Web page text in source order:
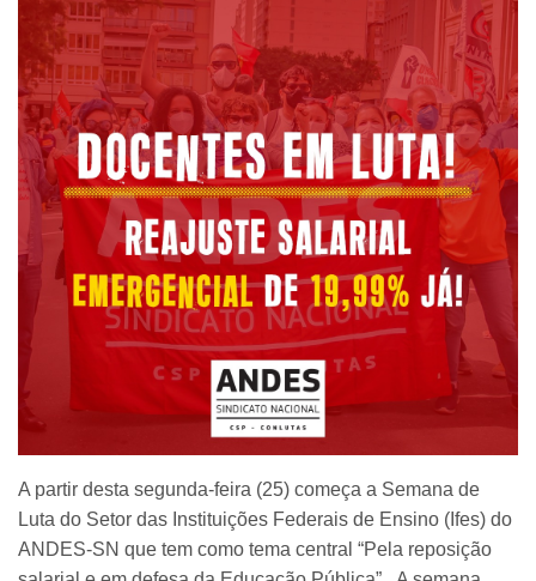
A partir desta segunda-feira (25) começa a Semana de
Luta do Setor das Instituições Federais de Ensino (Ifes) do
ANDES-SN que tem como tema central “Pela reposição